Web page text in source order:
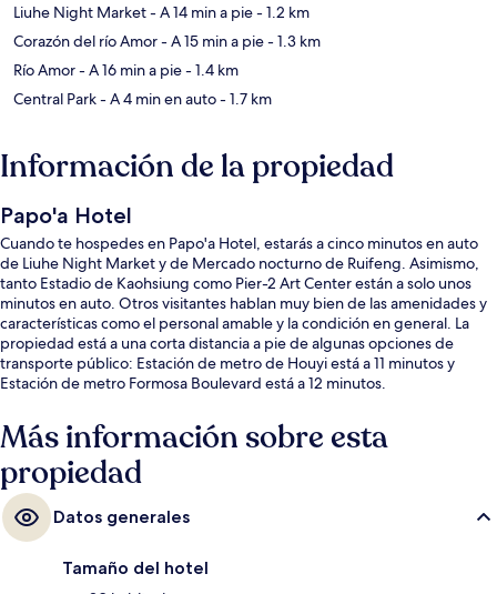
Liuhe Night Market- A 14 min a pie- 1.2 km
Corazón del río Amor- A 15 min a pie- 1.3 km
Río Amor- A 16 min a pie- 1.4 km
Central Park- A 4 min en auto- 1.7 km
Información de la propiedad
Papo'a Hotel
Cuando te hospedes en Papo'a Hotel, estarás a cinco minutos en auto
de Liuhe Night Market y de Mercado nocturno de Ruifeng. Asimismo,
tanto Estadio de Kaohsiung como Pier-2 Art Center están a solo unos
minutos en auto. Otros visitantes hablan muy bien de las amenidades y
características como el personal amable y la condición en general. La
propiedad está a una corta distancia a pie de algunas opciones de
transporte público: Estación de metro de Houyi está a 11 minutos y
Estación de metro Formosa Boulevard está a 12 minutos.
Más información sobre esta
propiedad
Datos generales
Tamaño del hotel